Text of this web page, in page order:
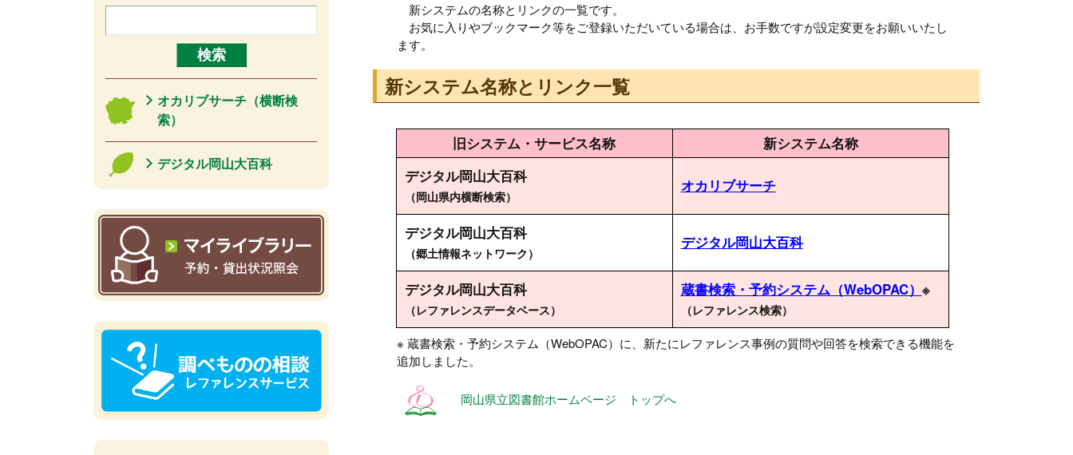
新システムの名称とリンクの一覧です。
お気に入りやブックマーク等をご登録いただいている場合は、お手数ですが設定変更をお願いいたし
ます。
新システム名称とリンク一覧
旧システム・サービス名称
新システム名称
デジタル岡山大百科
（岡山県内横断検索）
オカリブサーチ
デジタル岡山大百科
（郷土情報ネットワーク）
デジタル岡山大百科
デジタル岡山大百科
（レファレンスデータベース）
蔵書検索・予約システム（WebOPAC） ※
（レファレンス検索）
※ 蔵書検索・予約システム（WebOPAC）に、新たにレファレンス事例の質問や回答を検索できる機能を
追加しました。
岡山県立図書館ホームページ トップへ
オカリブサーチ（横断検
索）
デジタル岡山大百科